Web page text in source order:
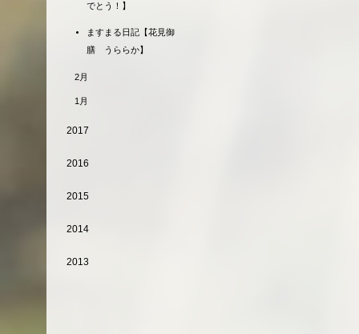
でとう！】
ますまる日記【花見御
膳 うららか】
2月
1月
2017
2016
2015
2014
2013